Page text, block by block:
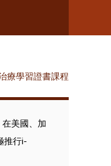
療學習證書課程
美國、加
推行i-